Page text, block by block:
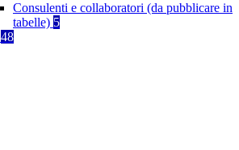
Consulenti e collaboratori (da pubblicare in
tabelle) 5
48